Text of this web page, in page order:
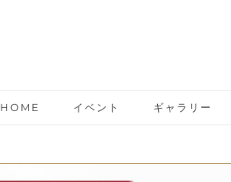
HOME イベント ギャラリー